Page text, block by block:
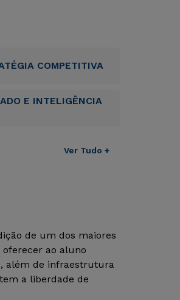
COMPETITIVA
E INTELIGÊNCIA
Ver Tudo +
de um dos maiores
ao aluno
além de infraestrutura
a liberdade de